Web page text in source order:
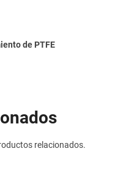
de PTFE
relacionados.